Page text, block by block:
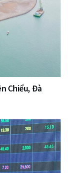
Chiểu, Đà